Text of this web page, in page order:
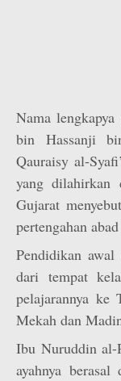
Nama
bin Hassanji
Qauraisy al-
yang
Gujarat
pertengahan
Pendidikan awal
dari tempat
pelajarannya
Mekah dan
Ibu Nuruddin al-
ayahnya